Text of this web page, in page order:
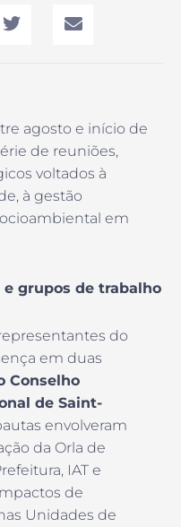
agosto e início de
de reuniões,
voltados à
à gestão
em
grupos de trabalho
do
em duas
Conselho
de Saint-
envolveram
da Orla de
IAT e
de
Unidades de